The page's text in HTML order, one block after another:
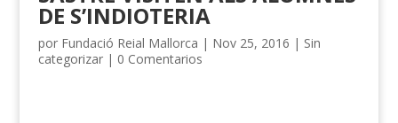
DE S’INDIOTERIA
por Fundació Reial Mallorca | Nov 25, 2016 | Sin
categorizar| 0 Comentarios